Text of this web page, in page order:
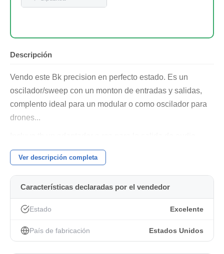
Descripción
Vendo este Bk precision en perfecto estado. Es un
oscilador/sweep con un monton de entradas y salidas,
complento ideal para un modular o como oscilador para
drones...
Ver descripción completa
Características declaradas por el vendedor
Estado Excelente
País de fabricación Estados Unidos